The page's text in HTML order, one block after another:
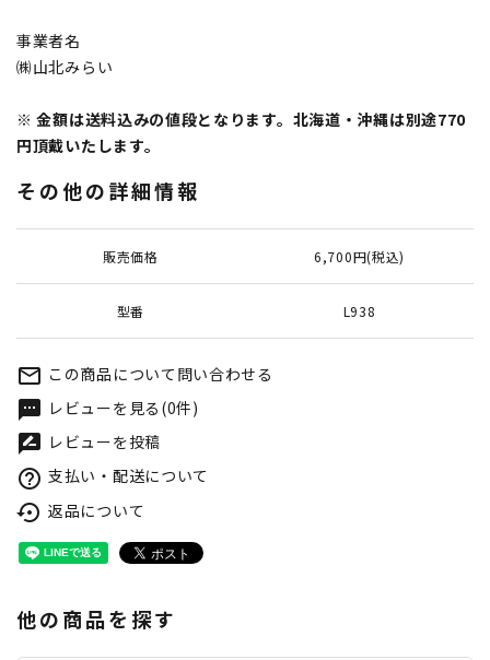
事業者名
㈱山北みらい
※ 金額は送料込みの値段となります。北海道・沖縄は別途770
円頂戴いたします。
その他の詳細情報
販売価格 6,700円(税込)
型番 L938
mail_outline この商品について問い合わせる
textsms レビューを見る(0件)
rate_review レビューを投稿
help_outline 支払い・配送について
settings_backup_restore 返品について
他の商品を探す